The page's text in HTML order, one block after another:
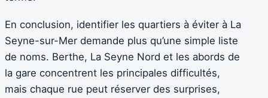
En conclusion, identifier les quartiers à éviter à La
Seyne-sur-Mer demande plus qu’une simple liste
de noms. Berthe, La Seyne Nord et les abords de
la gare concentrent les principales difficultés,
mais chaque rue peut réserver des surprises,